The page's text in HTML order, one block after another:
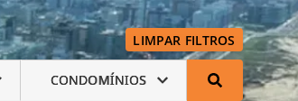
LIMPAR FILTROS
CONDOMÍNIOS